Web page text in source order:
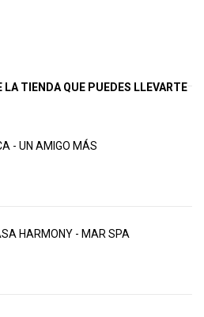
TIENDA QUE PUEDES LLEVARTE
- UN AMIGO MÁS
HARMONY - MAR SPA